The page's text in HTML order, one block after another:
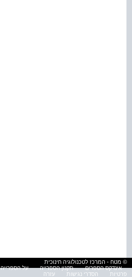
© מטח - המרכז לטכנולוגיה חינוכית
אינדקס הספרים
תקנון הספרייה על הספרייה
פרטיות
הסדרי נגישות עזרה